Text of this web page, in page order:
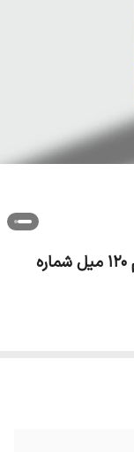
رنگ مو آوایی (ئاوایی) گروه طبیعی حجم 120 میل شماره